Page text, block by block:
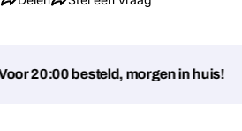
20:00 besteld, morgen in huis!